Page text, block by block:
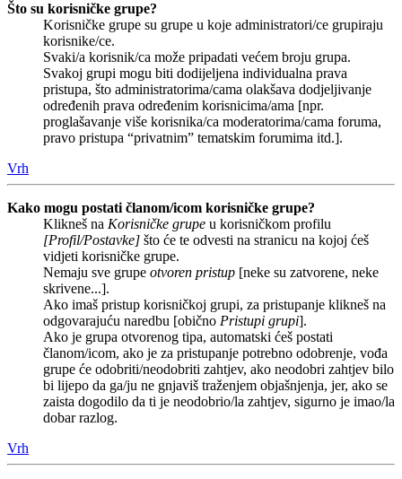
Što su korisničke grupe?
Korisničke grupe su grupe u koje administratori/ce grupiraju
korisnike/ce.
Svaki/a korisnik/ca može pripadati većem broju grupa.
Svakoj grupi mogu biti dodijeljena individualna prava
pristupa, što administratorima/cama olakšava dodjeljivanje
određenih prava određenim korisnicima/ama [npr.
proglašavanje više korisnika/ca moderatorima/cama foruma,
pravo pristupa “privatnim” tematskim forumima itd.].
Vrh
Kako mogu postati članom/icom korisničke grupe?
Klikneš na Korisničke grupe u korisničkom profilu
[Profil/Postavke] što će te odvesti na stranicu na kojoj ćeš
vidjeti korisničke grupe.
Nemaju sve grupe otvoren pristup [neke su zatvorene, neke
skrivene...].
Ako imaš pristup korisničkoj grupi, za pristupanje klikneš na
odgovarajuću naredbu [obično Pristupi grupi].
Ako je grupa otvorenog tipa, automatski ćeš postati
članom/icom, ako je za pristupanje potrebno odobrenje, vođa
grupe će odobriti/neodobriti zahtjev, ako neodobri zahtjev bilo
bi lijepo da ga/ju ne gnjaviš traženjem objašnjenja, jer, ako se
zaista dogodilo da ti je neodobrio/la zahtjev, sigurno je imao/la
dobar razlog.
Vrh